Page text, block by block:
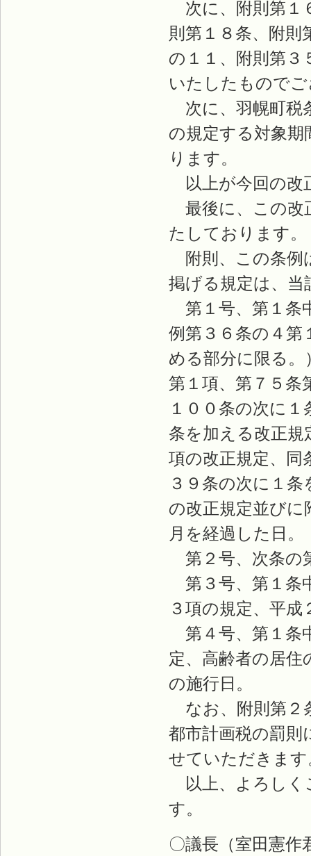
次に、附則第１
則第１８条、附則
の１１、附則第３
いたしたもので
次に、羽幌町税
の規定する対象
ります。
以上が今回の改
最後に、この改
たしております。
附則、この条例
掲げる規定は、当
第１号、第１条
例第３６条の４第
める部分に限る。
第１項、第７５条
１００条の次に
条を加える改正規
項の改正規定、同
３９条の次に１
の改正規定並びに
月を経過した日。
第２号、次条の
第３号、第１条
３項の規定、平成
第４号、第１条
定、高齢者の居
の施行日。
なお、附則第２
都市計画税の罰則
せていただきます
以上、よろしく
す。
〇議長（室田憲